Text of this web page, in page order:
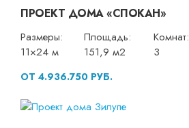
ПРОЕКТ ДОМА «СПОКАН»
Размеры:
11×24 м
Площадь:
151,9 м2
Комнат:
3
ОТ 4.936.750 РУБ.